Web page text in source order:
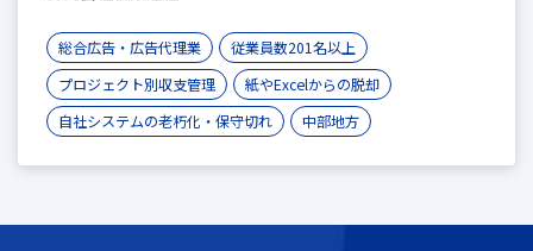
総合広告・広告代理業
従業員数201名以上
プロジェクト別収支管理
紙やExcelからの脱却
自社システムの老朽化・保守切れ
中部地方